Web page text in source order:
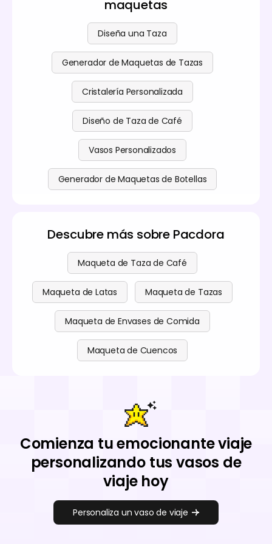
avanzadas. Puedes encontrar más detalles en
página de precios
maquetas
Diseña una Taza
Generador de Maquetas de Tazas
Cristalería Personalizada
Diseño de Taza de Café
Vasos Personalizados
Generador de Maquetas de Botellas
Descubre más sobre Pacdora
Maqueta de Taza de Café
Maqueta de Latas Maqueta de Tazas
Maqueta de Envases de Comida
Maqueta de Cuencos
Comienza tu emocionante viaje
personalizando tus vasos de
viaje hoy
Personaliza un vaso de viaje